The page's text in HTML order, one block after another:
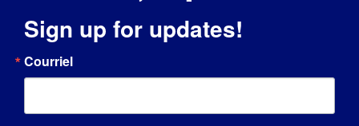
plus fort, avec une volonté et une
persévérance à toute épreuve.
Sign up for updates!
Courriel